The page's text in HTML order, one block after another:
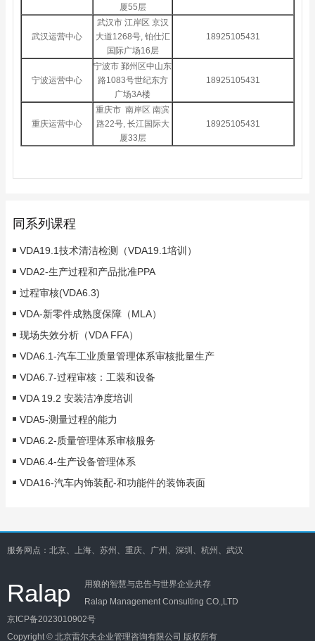
厦55层
武汉运营中心
武汉市 江岸区 京汉
大道1268号, 铂仕汇
国际广场16层
18925105431
宁波运营中心
宁波市 鄞州区中山东
路1083号世纪东方
广场3A楼
18925105431
重庆运营中心
重庆市 南岸区 南滨
路22号, 长江国际大
厦33层
18925105431
同系列课程
VDA19.1技术清洁检测（VDA19.1培训）
VDA2-生产过程和产品批准PPA
过程审核(VDA6.3)
VDA-新零件成熟度保障（MLA）
现场失效分析（VDA FFA）
VDA6.1-汽车工业质量管理体系审核批量生产
VDA6.7-过程审核：工装和设备
VDA 19.2 安装洁净度培训
VDA5-测量过程的能力
VDA6.2-质量管理体系审核服务
VDA6.4-生产设备管理体系
VDA16-汽车内饰装配-和功能件的装饰表面
服务网点：北京、上海、苏州、重庆、广州、深圳、杭州、武汉
Ralap
用狼的智慧与忠告与世界企业共存
Ralap Management Consulting CO.,LTD
京ICP备2023010902号
Copyright © 北京雷尔夫企业管理咨询有限公司 版权所有